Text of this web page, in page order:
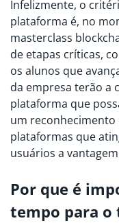
Infelizmente, o
plataforma é, no
masterclass
de etapas críticas,
os alunos que
da empresa terão a
plataforma que
um reconhecimento
plataformas que
usuários a
Por que é
tempo para o